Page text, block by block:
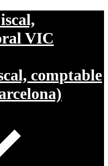
comptable